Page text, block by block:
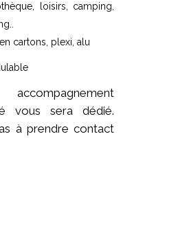
loisirs, camping,
cartons, plexi, alu
vous sera dédié.
à prendre contact